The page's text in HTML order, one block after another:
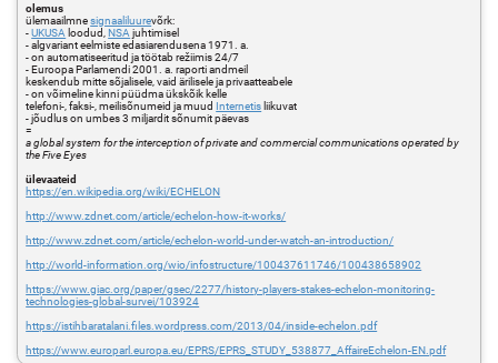
olemus
ülemaailmnesignaaliluurevõrk:
-UKUSA loodud,NSA juhtimisel
- algvariant eelmiste edasiarendusena 1971. a.
- on automatiseeritud ja töötab režiimis 24/7
- Euroopa Parlamendi 2001. a. raporti andmeil
keskendub mitte sõjalisele, vaid ärilisele ja privaatteabele
- on võimeline kinni püüdma ükskõik kelle
telefoni-, faksi-, meilisõnumeid ja muud Internetis liikuvat
- jõudlus on umbes 3 miljardit sõnumit päevas
=
a global system for the interception of private and commercial communications operated by
the Five Eyes
ülevaateid
https://en.wikipedia.org/wiki/ECHELON
http://www.zdnet.com/article/echelon-how-it-works/
http://www.zdnet.com/article/echelon-world-under-watch-an-introduction/
http://world-information.org/wio/infostructure/100437611746/100438658902
https://www.giac.org/paper/gsec/2277/history-players-stakes-echelon-monitoring-
technologies-global-survei/103924
https://istihbaratalani.files.wordpress.com/2013/04/inside-echelon.pdf
https://www.europarl.europa.eu/EPRS/EPRS_STUDY_538877_AffaireEchelon-EN.pdf